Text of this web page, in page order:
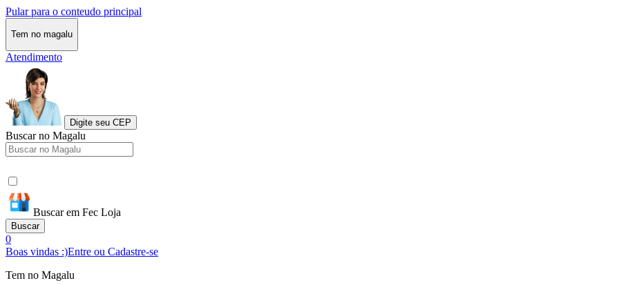
Pular para o conteudo principal
Tem no magalu
Atendimento
Digite seu CEP
Buscar no Magalu
Buscar em Fec Loja
Buscar
0
Boas vindas :)Entre ou Cadastre-se
Tem no Magalu